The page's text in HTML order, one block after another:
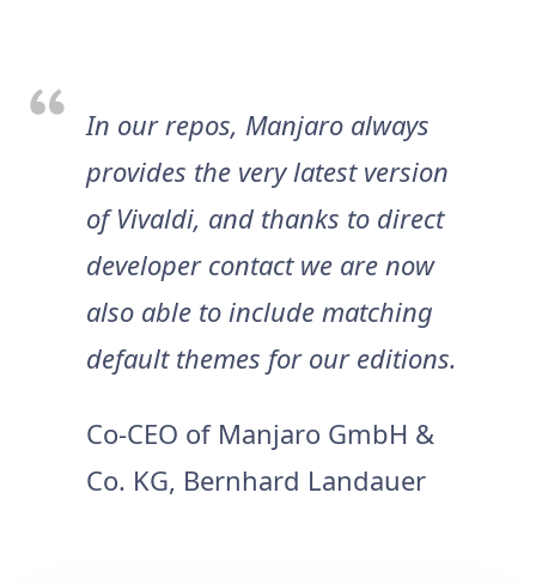
In our repos, Manjaro always
provides the very latest version
of Vivaldi, and thanks to direct
developer contact we are now
also able to include matching
default themes for our editions.
Co-CEO of Manjaro GmbH &
Co. KG, Bernhard Landauer